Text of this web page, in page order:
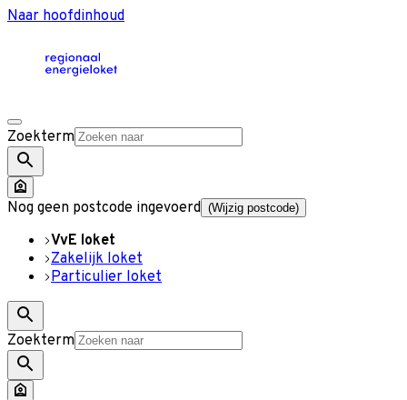
Naar hoofdinhoud
Zoekterm
Nog geen postcode ingevoerd (Wijzig postcode)
VvE loket
Zakelijk loket
Particulier loket
Zoekterm